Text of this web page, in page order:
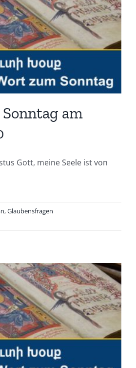
am
Gott, meine Seele ist von
,Glaubensfragen